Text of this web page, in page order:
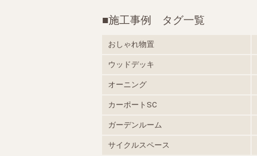
■施工事例 タグ一覧
おしゃれ物置
ウッドデッキ
オーニング
カーポートSC
ガーデンルーム
サイクルスペース